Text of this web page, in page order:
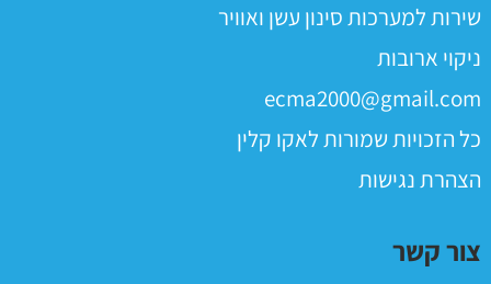
שירות למערכות סינון עשן ואוויר
ניקוי ארובות
ecma2000@gmail.com
כל הזכויות שמורות לאקו קלין
הצהרת נגישות
צור קשר